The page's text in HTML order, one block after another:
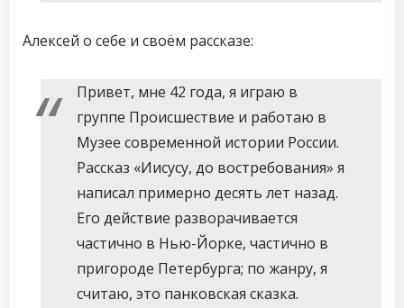
Алексей о себе и своём рассказе:
Привет, мне 42 года, я играю в
группе Происшествие и работаю в
Музее современной истории России.
Рассказ «Иисусу, до востребования» я
написал примерно десять лет назад.
Его действие разворачивается
частично в Нью-Йорке, частично в
пригороде Петербурга; по жанру, я
считаю, это панковская сказка.